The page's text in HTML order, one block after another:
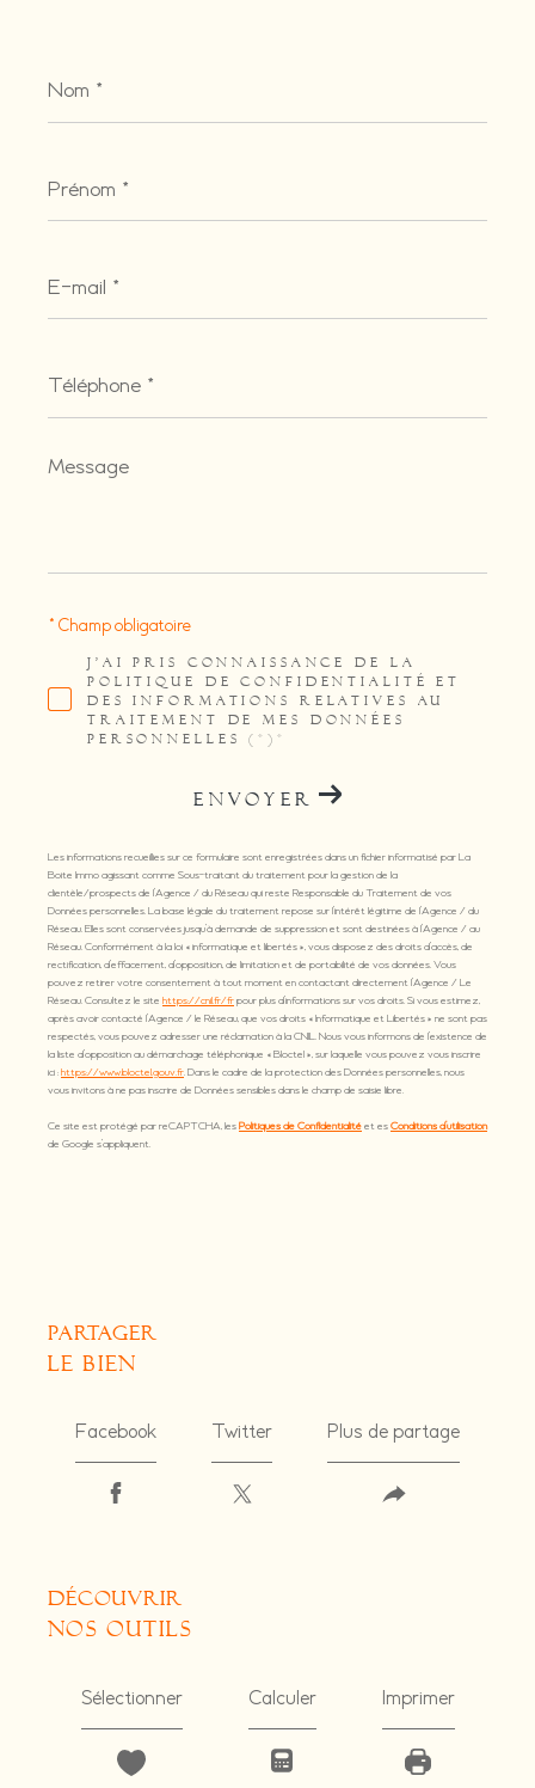
*
*
mail
*
*
Message
*
J'AI PRIS CONNAISSANCE DE LA
POLITIQUE DE CONFIDENTIALITÉ ET
DES INFORMATIONS RELATIVES AU
TRAITEMENT DE MES DONNÉES
PERSONNELLES (*)*
* Champ obligatoire
ENVOYER
Les informations recueillies sur ce formulaire sont enregistrées dans un fichier informatisé par La
Boite Immo agissant comme Sous-traitant du traitement pour la gestion de la
clientèle/prospects de l'Agence / du Réseau qui reste Responsable du Traitement de vos
Données personnelles. La base légale du traitement repose sur l'intérêt légitime de l'Agence / du
Réseau. Elles sont conservées jusqu'à demande de suppression et sont destinées à l'Agence / au
Réseau. Conformément à la loi « informatique et libertés », vous disposez des droits d’accès, de
rectification, d’effacement, d’opposition, de limitation et de portabilité de vos données. Vous
pouvez retirer votre consentement à tout moment en contactant directement l’Agence / Le
Réseau. Consultez le site https://cnil.fr/frpour plus d’informations sur vos droits. Si vous estimez,
après avoir contacté l'Agence / le Réseau, que vos droits « Informatique et Libertés » ne sont pas
respectés, vous pouvez adresser une réclamation à la CNIL. Nous vous informons de l’existence de
la liste d'opposition au démarchage téléphonique « Bloctel », sur laquelle vous pouvez vous inscrire
ici :https://www.bloctel.gouv.fr. Dans le cadre de la protection des Données personnelles, nous
vous invitons à ne pas inscrire de Données sensibles dans le champ de saisie libre.
Ce site est protégé par reCAPTCHA, lesPolitiques de Confidentialitéet esConditions d'utilisation
de Google s'appliquent.
partager
le bien
Facebook Twitter Plus de partage
découvrir
nos outils
Sélectionner Calculer Imprimer